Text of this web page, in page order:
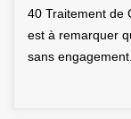
40 Traitement de
est à remarquer
sans engagement.